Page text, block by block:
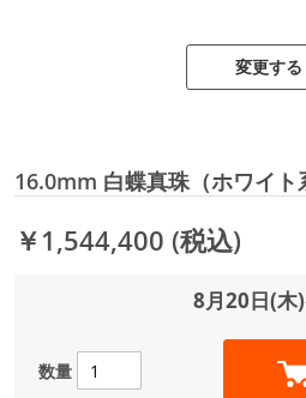
変更する
16.0mm 白蝶真珠（ホワイト
￥1,544,400 (税込)
8月20日(木)
数量